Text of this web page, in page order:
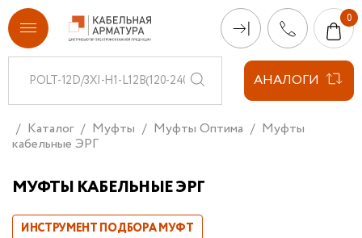
АНАЛОГИ
Каталог Муфты Муфты Оптима
Муфты
кабельные ЭРГ
МУФТЫ КАБЕЛЬНЫЕ ЭРГ
ИНСТРУМЕНТ ПОДБОРА МУФТ